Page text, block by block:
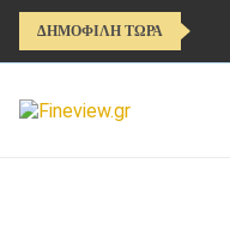
ΔΗΜΟΦΙΛΗ ΤΩΡΑ